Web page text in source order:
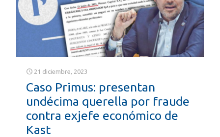
21 diciembre, 2023
Caso Primus: presentan
undécima querella por fraude
contra exjefe económico de
Kast